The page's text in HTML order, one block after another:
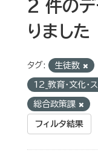
2 件のデ
りました
タグ: 生徒数
12_教育・文化・
総合政策課
フィルタ結果